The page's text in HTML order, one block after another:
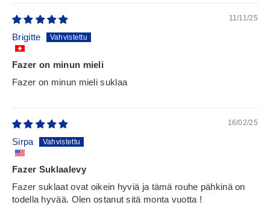
11/11/25
Brigitte
Fazer on minun mieli
Fazer on minun mieli suklaa
16/02/25
Sirpa
Fazer Suklaalevy
Fazer suklaat ovat oikein hyviä ja tämä rouhe pähkinä on
todella hyvää. Olen ostanut sitä monta vuotta !